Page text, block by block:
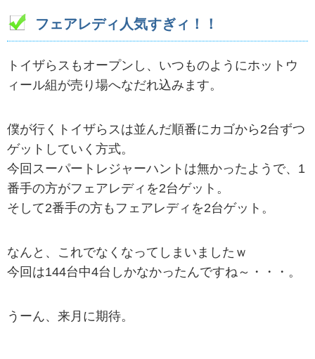
フェアレディ人気すぎィ！！
トイザらスもオープンし、いつものようにホットウ
ィール組が売り場へなだれ込みます。
僕が行くトイザらスは並んだ順番にカゴから2台ずつ
ゲットしていく方式。
今回スーパートレジャーハントは無かったようで、1
番手の方がフェアレディを2台ゲット。
そして2番手の方もフェアレディを2台ゲット。
なんと、これでなくなってしまいましたｗ
今回は144台中4台しかなかったんですね～・・・。
うーん、来月に期待。